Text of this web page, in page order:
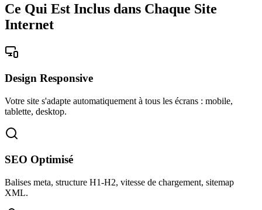
Ce Qui Est Inclus dans Chaque Site
Internet
Design Responsive
Votre site s'adapte automatiquement à tous les écrans : mobile,
tablette, desktop.
SEO Optimisé
Balises meta, structure H1-H2, vitesse de chargement, sitemap
XML.